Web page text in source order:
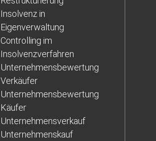
Insolvenz in
Eigenverwaltung
Controlling im
Insolvenzverfahren
Unternehmensbewertung
Verkäufer
Unternehmensbewertung
Käufer
Unternehmensverkauf
Unternehmenskauf